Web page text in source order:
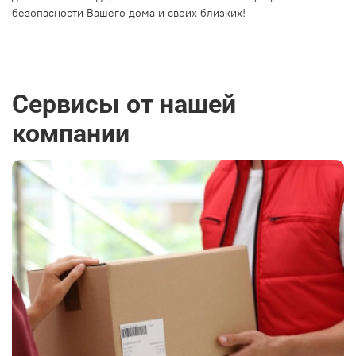
безопасности Вашего дома и своих близких!
Сервисы от нашей
компании